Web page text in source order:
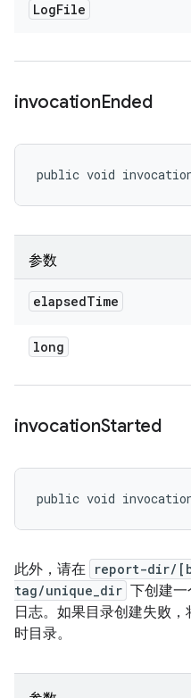
LogFile
invocationEnded
public void
参数
elapsedTime
long
invocationStarted
public void
此外，请在 report-dir/
tag/unique_dir 下创建
日志。如果目录创建失败
时目录。